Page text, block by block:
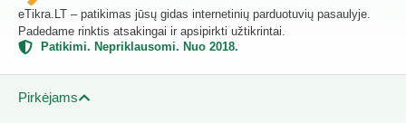
eTikra.LT – patikimas jūsų gidas internetinių parduotuvių pasaulyje.
Padedame rinktis atsakingai ir apsipirkti užtikrintai.
Patikimi. Nepriklausomi. Nuo 2018.
Pirkėjams